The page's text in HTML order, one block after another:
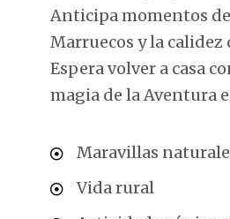
Anticipa momentos
Marruecos y la calidez
Espera volver a casa
magia de la Aventura
Maravillas
Vida rural